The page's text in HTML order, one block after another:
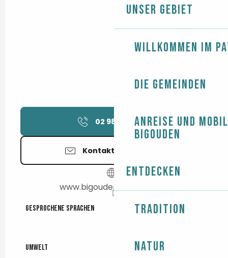
Unser Gebiet
Willkommen im
Die Gemeinden
Anreise und
Bigouden
Entdecken
Tradition
Natur
02 98 58 57 ▒▒
Kontaktieren Sie uns
www.bigoudenmakers.com
Gesprochene Sprachen
Gesprochene Sprachen
Umwelt
Umwelt